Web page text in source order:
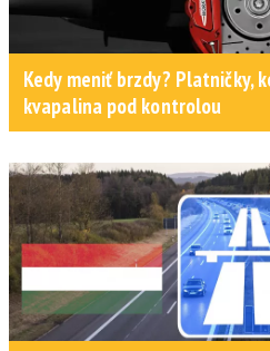
Kedy meniť brzdy? Platničky,
kvapalina pod kontrolou